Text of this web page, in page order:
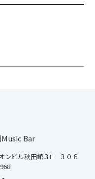
Bar
ンビル秋田館３F ３０６